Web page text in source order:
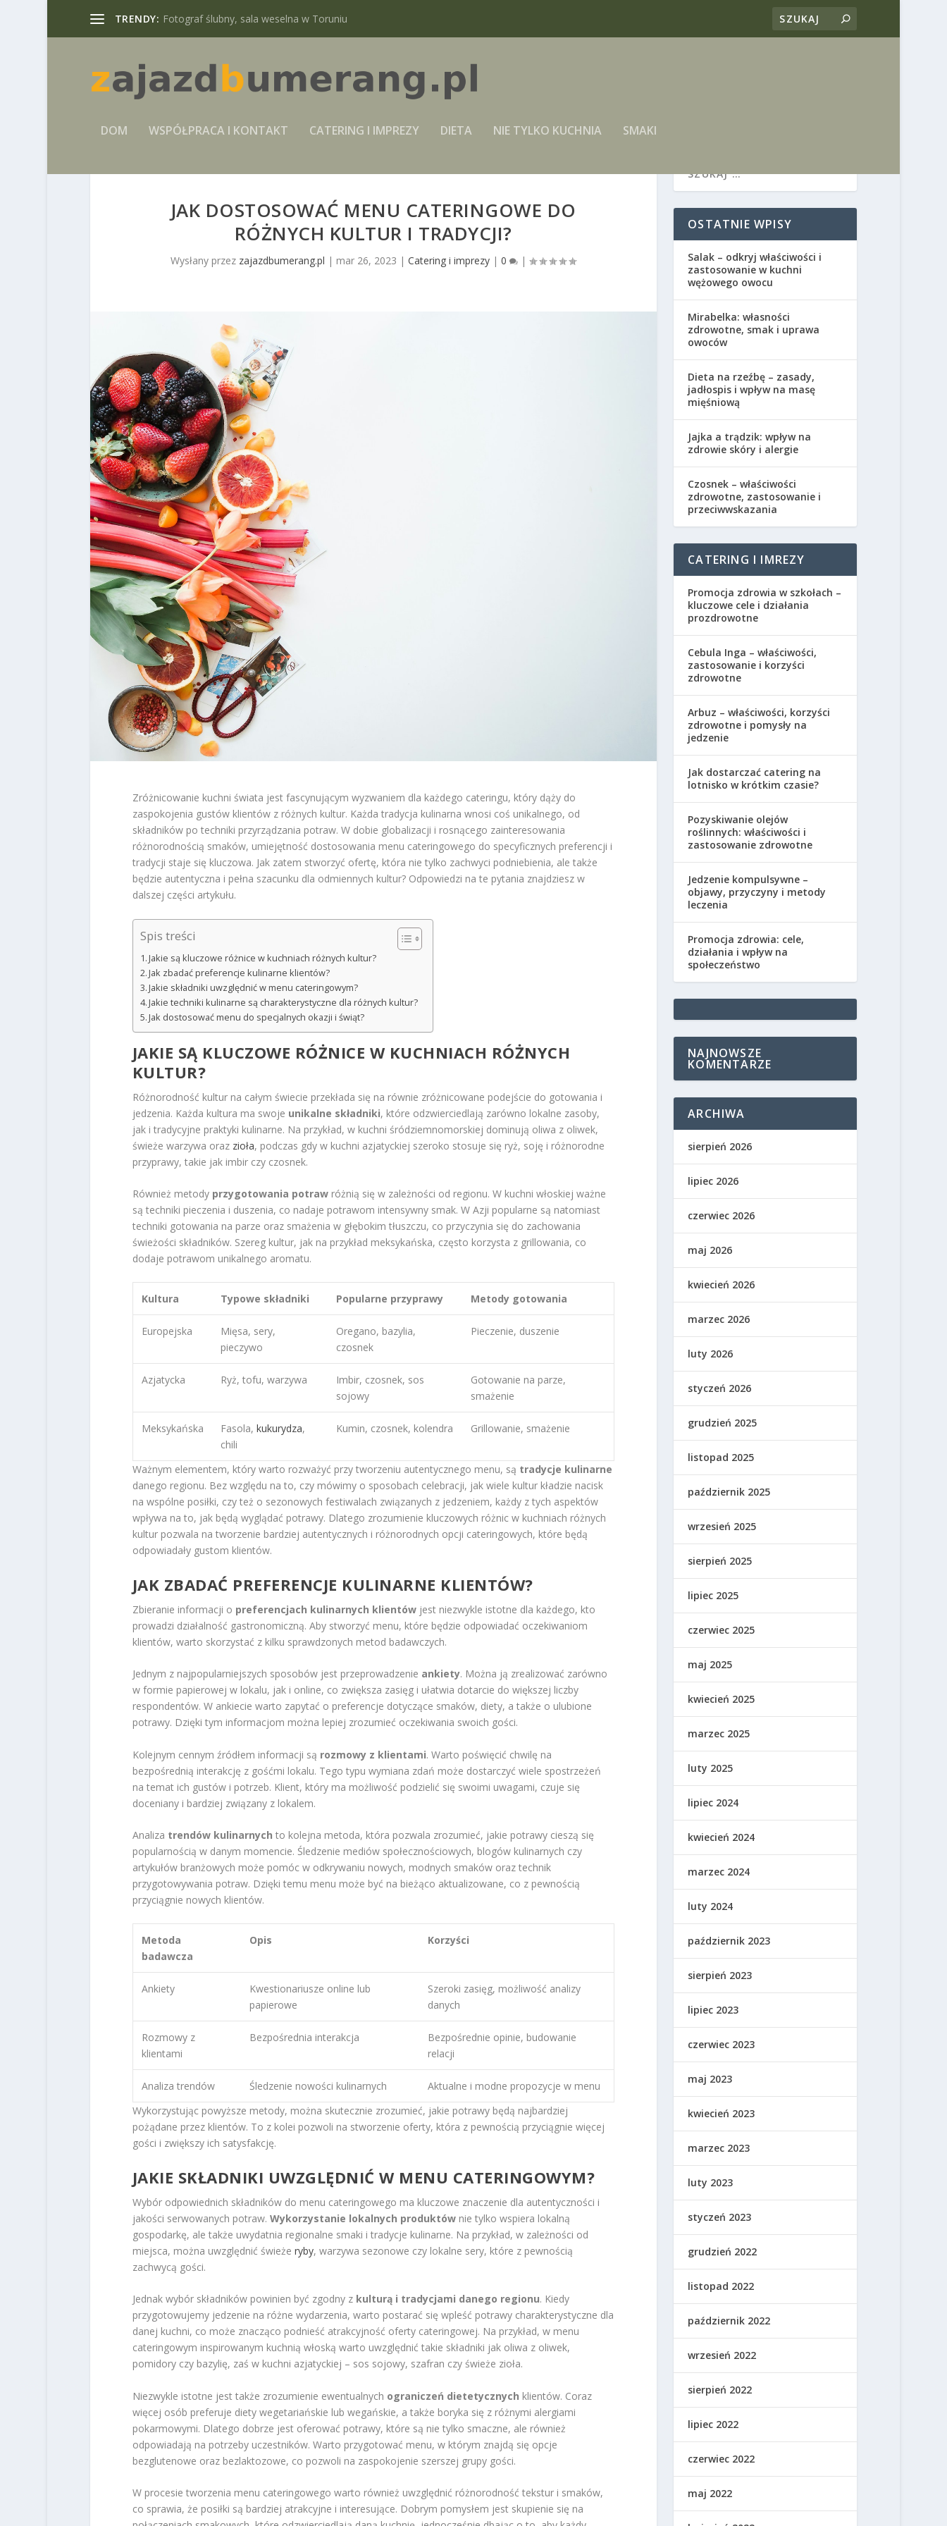
TRENDY: Fotograf ślubny, sala weselna w Toruniu
DOM WSPÓŁPRACA I KONTAKT CATERING I IMPREZY DIETA NIE TYLKO KUCHNIA SMAKI
JAK DOSTOSOWAĆ MENU CATERINGOWE DO
RÓŻNYCH KULTUR I TRADYCJI?
Wysłany przez zajazdbumerang.pl | mar 26, 2023 |Catering i imprezy |0 |
Zróżnicowanie kuchni świata jest fascynującym wyzwaniem dla każdego cateringu, który dąży do
zaspokojenia gustów klientów z różnych kultur. Każda tradycja kulinarna wnosi coś unikalnego, od
składników po techniki przyrządzania potraw. W dobie globalizacji i rosnącego zainteresowania
różnorodnością smaków, umiejętność dostosowania menu cateringowego do specyficznych preferencji i
tradycji staje się kluczowa. Jak zatem stworzyć ofertę, która nie tylko zachwyci podniebienia, ale także
będzie autentyczna i pełna szacunku dla odmiennych kultur? Odpowiedzi na te pytania znajdziesz w
dalszej części artykułu.
Spis treści
Jakie są kluczowe różnice w kuchniach różnych kultur?
Jak zbadać preferencje kulinarne klientów?
Jakie składniki uwzględnić w menu cateringowym?
Jakie techniki kulinarne są charakterystyczne dla różnych kultur?
Jak dostosować menu do specjalnych okazji i świąt?
JAKIE SĄ KLUCZOWE RÓŻNICE W KUCHNIACH RÓŻNYCH
KULTUR?
Różnorodność kultur na całym świecie przekłada się na równie zróżnicowane podejście do gotowania i
jedzenia. Każda kultura ma swoje unikalne składniki, które odzwierciedlają zarówno lokalne zasoby,
jak i tradycyjne praktyki kulinarne. Na przykład, w kuchni śródziemnomorskiej dominują oliwa z oliwek,
świeże warzywa oraz zioła, podczas gdy w kuchni azjatyckiej szeroko stosuje się ryż, soję i różnorodne
przyprawy, takie jak imbir czy czosnek.
Również metody przygotowania potrawróżnią się w zależności od regionu. W kuchni włoskiej ważne
są techniki pieczenia i duszenia, co nadaje potrawom intensywny smak. W Azji popularne są natomiast
techniki gotowania na parze oraz smażenia w głębokim tłuszczu, co przyczynia się do zachowania
świeżości składników. Szereg kultur, jak na przykład meksykańska, często korzysta z grillowania, co
dodaje potrawom unikalnego aromatu.
Kultura Typowe składniki Popularne przyprawy Metody gotowania
Europejska
Mięsa, sery,
pieczywo
Oregano, bazylia,
czosnek
Pieczenie, duszenie
Azjatycka Ryż, tofu, warzywa
Imbir, czosnek, sos
sojowy
Gotowanie na parze,
smażenie
Meksykańska Fasola, kukurydza,
chili
Kumin, czosnek, kolendra Grillowanie, smażenie
Ważnym elementem, który warto rozważyć przy tworzeniu autentycznego menu, są tradycje kulinarne
danego regionu. Bez względu na to, czy mówimy o sposobach celebracji, jak wiele kultur kładzie nacisk
na wspólne posiłki, czy też o sezonowych festiwalach związanych z jedzeniem, każdy z tych aspektów
wpływa na to, jak będą wyglądać potrawy. Dlatego zrozumienie kluczowych różnic w kuchniach różnych
kultur pozwala na tworzenie bardziej autentycznych i różnorodnych opcji cateringowych, które będą
odpowiadały gustom klientów.
JAK ZBADAĆ PREFERENCJE KULINARNE KLIENTÓW?
Zbieranie informacji o preferencjach kulinarnych klientówjest niezwykle istotne dla każdego, kto
prowadzi działalność gastronomiczną. Aby stworzyć menu, które będzie odpowiadać oczekiwaniom
klientów, warto skorzystać z kilku sprawdzonych metod badawczych.
Jednym z najpopularniejszych sposobów jest przeprowadzenie ankiety. Można ją zrealizować zarówno
w formie papierowej w lokalu, jak i online, co zwiększa zasięg i ułatwia dotarcie do większej liczby
respondentów. W ankiecie warto zapytać o preferencje dotyczące smaków, diety, a także o ulubione
potrawy. Dzięki tym informacjom można lepiej zrozumieć oczekiwania swoich gości.
Kolejnym cennym źródłem informacji są rozmowy z klientami. Warto poświęcić chwilę na
bezpośrednią interakcję z gośćmi lokalu. Tego typu wymiana zdań może dostarczyć wiele spostrzeżeń
na temat ich gustów i potrzeb. Klient, który ma możliwość podzielić się swoimi uwagami, czuje się
doceniany i bardziej związany z lokalem.
Analiza trendów kulinarnych to kolejna metoda, która pozwala zrozumieć, jakie potrawy cieszą się
popularnością w danym momencie. Śledzenie mediów społecznościowych, blogów kulinarnych czy
artykułów branżowych może pomóc w odkrywaniu nowych, modnych smaków oraz technik
przygotowywania potraw. Dzięki temu menu może być na bieżąco aktualizowane, co z pewnością
przyciągnie nowych klientów.
Metoda
badawcza
Opis Korzyści
Ankiety
Kwestionariusze online lub
papierowe
Szeroki zasięg, możliwość analizy
danych
Rozmowy z
klientami
Bezpośrednia interakcja
Bezpośrednie opinie, budowanie
relacji
Analiza trendów Śledzenie nowości kulinarnych
Aktualne i modne propozycje w menu
Wykorzystując powyższe metody, można skutecznie zrozumieć, jakie potrawy będą najbardziej
pożądane przez klientów. To z kolei pozwoli na stworzenie oferty, która z pewnością przyciągnie więcej
gości i zwiększy ich satysfakcję.
JAKIE SKŁADNIKI UWZGLĘDNIĆ W MENU CATERINGOWYM?
Wybór odpowiednich składników do menu cateringowego ma kluczowe znaczenie dla autentyczności i
jakości serwowanych potraw. Wykorzystanie lokalnych produktównie tylko wspiera lokalną
gospodarkę, ale także uwydatnia regionalne smaki i tradycje kulinarne. Na przykład, w zależności od
miejsca, można uwzględnić świeże ryby, warzywa sezonowe czy lokalne sery, które z pewnością
zachwycą gości.
Jednak wybór składników powinien być zgodny z kulturą i tradycjami danego regionu. Kiedy
przygotowujemy jedzenie na różne wydarzenia, warto postarać się wpleść potrawy charakterystyczne dla
danej kuchni, co może znacząco podnieść atrakcyjność oferty cateringowej. Na przykład, w menu
cateringowym inspirowanym kuchnią włoską warto uwzględnić takie składniki jak oliwa z oliwek,
pomidory czy bazylię, zaś w kuchni azjatyckiej – sos sojowy, szafran czy świeże zioła.
Niezwykle istotne jest także zrozumienie ewentualnych ograniczeń dietetycznych klientów. Coraz
więcej osób preferuje diety wegetariańskie lub wegańskie, a także boryka się z różnymi alergiami
pokarmowymi. Dlatego dobrze jest oferować potrawy, które są nie tylko smaczne, ale również
odpowiadają na potrzeby uczestników. Warto przygotować menu, w którym znajdą się opcje
bezglutenowe oraz bezlaktozowe, co pozwoli na zaspokojenie szerszej grupy gości.
W procesie tworzenia menu cateringowego warto również uwzględnić różnorodność tekstur i smaków,
co sprawia, że posiłki są bardziej atrakcyjne i interesujące. Dobrym pomysłem jest skupienie się na
OSTATNIE WPISY
Salak – odkryj właściwości i
zastosowanie w kuchni
wężowego owocu
Mirabelka: własności
zdrowotne, smak i uprawa
owoców
Dieta na rzeźbę – zasady,
jadłospis i wpływ na masę
mięśniową
Jajka a trądzik: wpływ na
zdrowie skóry i alergie
Czosnek – właściwości
zdrowotne, zastosowanie i
przeciwwskazania
CATERING I IMREZY
Promocja zdrowia w szkołach –
kluczowe cele i działania
prozdrowotne
Cebula Inga – właściwości,
zastosowanie i korzyści
zdrowotne
Arbuz – właściwości, korzyści
zdrowotne i pomysły na
jedzenie
Jak dostarczać catering na
lotnisko w krótkim czasie?
Pozyskiwanie olejów
roślinnych: właściwości i
zastosowanie zdrowotne
Jedzenie kompulsywne –
objawy, przyczyny i metody
leczenia
Promocja zdrowia: cele,
działania i wpływ na
społeczeństwo
NAJNOWSZE
KOMENTARZE
ARCHIWA
sierpień 2026
lipiec 2026
czerwiec 2026
maj 2026
kwiecień 2026
marzec 2026
luty 2026
styczeń 2026
grudzień 2025
listopad 2025
październik 2025
wrzesień 2025
sierpień 2025
lipiec 2025
czerwiec 2025
maj 2025
kwiecień 2025
marzec 2025
luty 2025
lipiec 2024
kwiecień 2024
marzec 2024
luty 2024
październik 2023
sierpień 2023
lipiec 2023
czerwiec 2023
maj 2023
kwiecień 2023
marzec 2023
luty 2023
styczeń 2023
grudzień 2022
listopad 2022
październik 2022
wrzesień 2022
sierpień 2022
lipiec 2022
czerwiec 2022
maj 2022